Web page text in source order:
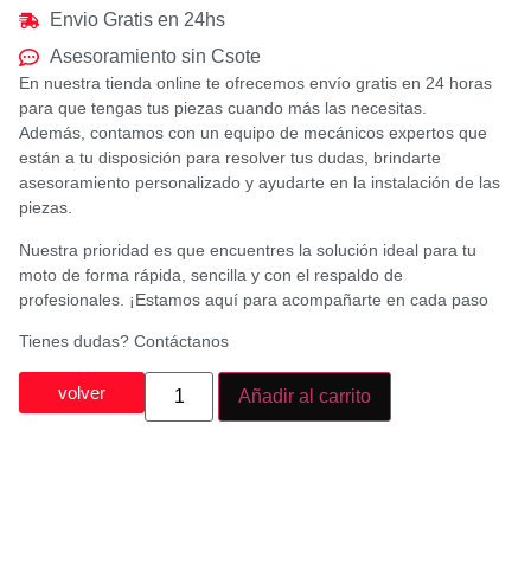
Envio Gratis en 24hs
Asesoramiento sin Csote
En nuestra tienda online te ofrecemos envío gratis en 24 horas
para que tengas tus piezas cuando más las necesitas.
Además, contamos con un equipo de mecánicos expertos que
están a tu disposición para resolver tus dudas, brindarte
asesoramiento personalizado y ayudarte en la instalación de las
piezas.
Nuestra prioridad es que encuentres la solución ideal para tu
moto de forma rápida, sencilla y con el respaldo de
profesionales. ¡Estamos aquí para acompañarte en cada paso
Tienes dudas? Contáctanos
volver Añadir al carrito